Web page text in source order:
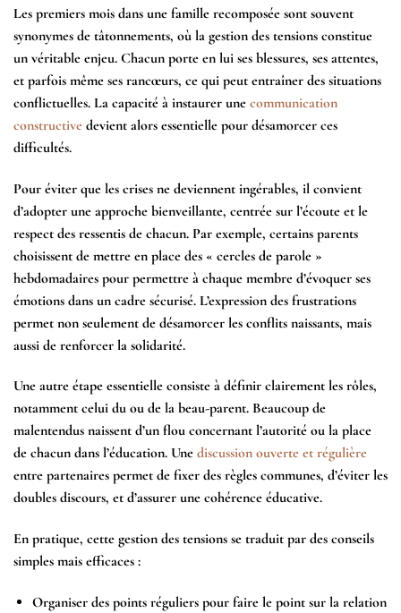
Les premiers mois dans une famille recomposée sont souvent
synonymes de tâtonnements, où la gestion des tensions constitue
un véritable enjeu. Chacun porte en lui ses blessures, ses attentes,
et parfois même ses rancœurs, ce qui peut entraîner des situations
conflictuelles. La capacité à instaurer une communication
constructive devient alors essentielle pour désamorcer ces
difficultés.
Pour éviter que les crises ne deviennent ingérables, il convient
d’adopter une approche bienveillante, centrée sur l’écoute et le
respect des ressentis de chacun. Par exemple, certains parents
choisissent de mettre en place des « cercles de parole »
hebdomadaires pour permettre à chaque membre d’évoquer ses
émotions dans un cadre sécurisé. L’expression des frustrations
permet non seulement de désamorcer les conflits naissants, mais
aussi de renforcer la solidarité.
Une autre étape essentielle consiste à définir clairement les rôles,
notamment celui du ou de la beau-parent. Beaucoup de
malentendus naissent d’un flou concernant l’autorité ou la place
de chacun dans l’éducation. Une discussion ouverte et régulière
entre partenaires permet de fixer des règles communes, d’éviter les
doubles discours, et d’assurer une cohérence éducative.
En pratique, cette gestion des tensions se traduit par des conseils
simples mais efficaces :
Organiser des points réguliers pour faire le point sur la relation